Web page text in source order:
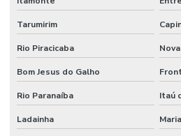
Tarumirim
Rio Piracicaba
Bom Jesus do Galho
Rio Paranaíba Itaú
Ladainha